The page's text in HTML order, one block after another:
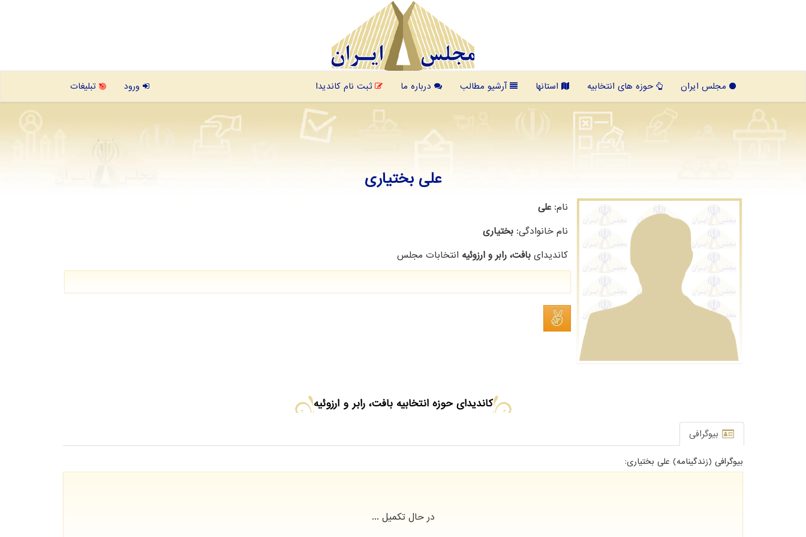
مجلس ایران حوزه های انتخابیه استانها آرشیو مطالب درباره ما ثبت نام کاندیدا ورود تبلیغات
علی بختیاری
نام: علی
نام خانوادگی: بختیاری
کاندیدای بافت، رابر و ارزوئیه انتخابات مجلس
کاندیدای حوزه انتخابیه بافت، رابر و ارزوئیه
بیوگرافی
بیوگرافی (زندگینامه) علی بختیاری:
در حال تکمیل ...